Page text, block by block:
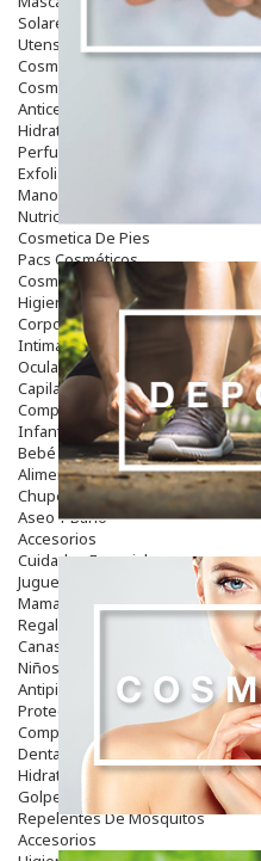
Solares
Utensilios
Cosmética Capilar
Cosmética Corporal
Anticelulíticos
Hidratantes Corporales
Perfumes Y Colonias
Exfoliantes Corporales
Manos Y Uñas
Nutricosmética
Cosmetica De Pies
Pacs Cosméticos
Cosmetica Facial Piel Sensible
Higiene
Corporal
Intima
Ocular
Capilar
Complementos
Infantil
Bebé
Alimentación Y Complementos
Chupetes Y Mordedores
Aseo Y Baño
Accesorios
Cuidados Especiales
Juguetes
Mama
Regalos
Canastilla
Niños
Antipiojos
Protección Solar
Complementos Alimentarios
Dentales
Hidratantes
Golpes Y Hematomas
Repelentes De Mosquitos
Accesorios